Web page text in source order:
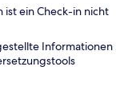
ein Check-in nicht
Informationen